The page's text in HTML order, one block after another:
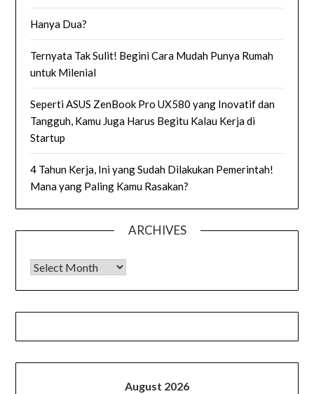
Hanya Dua?
Ternyata Tak Sulit! Begini Cara Mudah Punya Rumah
untuk Milenial
Seperti ASUS ZenBook Pro UX580 yang Inovatif dan
Tangguh, Kamu Juga Harus Begitu Kalau Kerja di
Startup
4 Tahun Kerja, Ini yang Sudah Dilakukan Pemerintah!
Mana yang Paling Kamu Rasakan?
ARCHIVES
Archives
August 2026